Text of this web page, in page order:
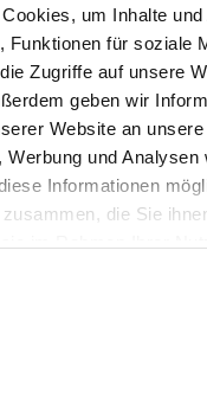
um Inhalte
Funktionen für soziale
Zugriffe auf unsere
geben wir
Website an
Werbung und Analysen
Informationen
die Sie
könnte Sie
interessieren